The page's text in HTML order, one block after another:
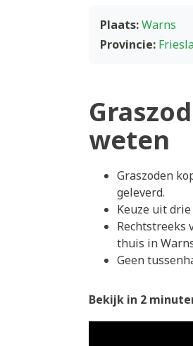
Plaats:Warns
Provincie:
weten
Graszoden
geleverd.
Keuze uit drie
Rechtstreeks
thuis in
Geen
Bekijk in 2